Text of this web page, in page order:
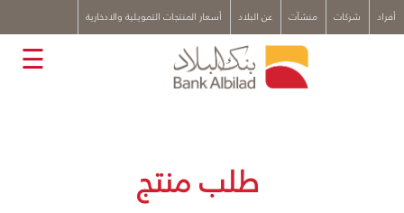
أفراد شركات منشآت عن البلاد أسعار المنتجات التمويلية والادخارية x☰
طلب منتج